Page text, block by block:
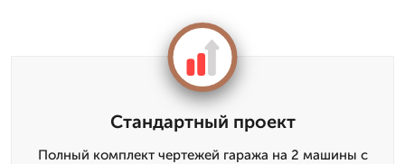
Стандартный проект
Полный комплект чертежей гаража на 2 машины с